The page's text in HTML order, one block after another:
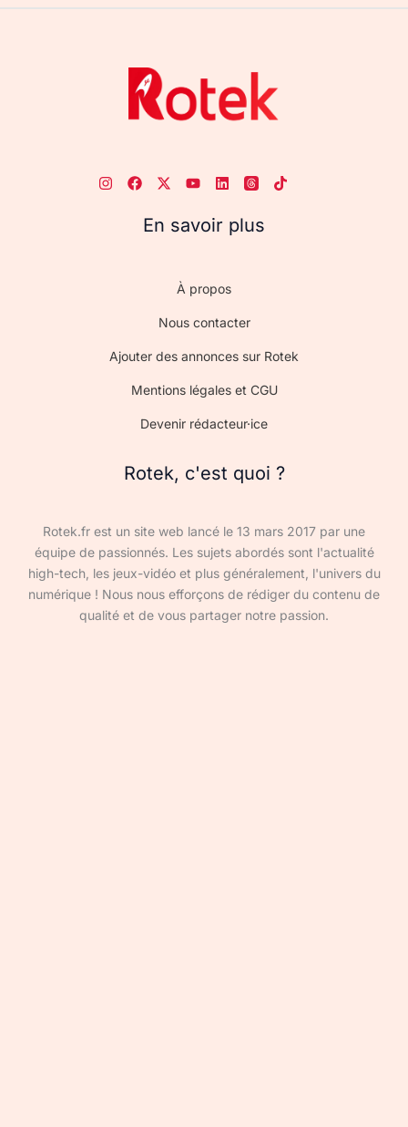
En savoir plus
À propos
Nous contacter
Ajouter des annonces sur Rotek
Mentions légales et CGU
Devenir rédacteur·ice
Rotek, c'est quoi ?
Rotek.fr est un site web lancé le 13 mars 2017 par une
équipe de passionnés. Les sujets abordés sont l'actualité
high-tech, les jeux-vidéo et plus généralement, l'univers du
numérique ! Nous nous efforçons de rédiger du contenu de
qualité et de vous partager notre passion.